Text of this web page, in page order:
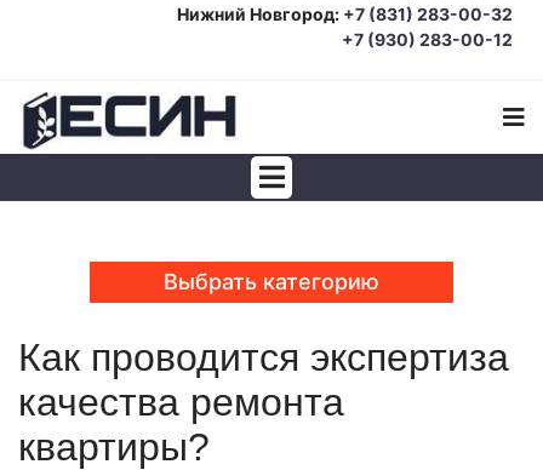
Нижний Новгород: +7 (831) 283-00-32
+7 (930) 283-00-12
Почерковедческая экспертиза
Товароведческая экспертиза
Автотехническая экспертиза
Экспертиза электробытовой техники
Экспертиза по технике безопасности
Выбрать категорию
Фоноскопическая экспертиза
Психологическая экспертиза
Автотехническая экспертиза
Юридическая экспертиза
Экспертиза изделий из металлов
Экспертиза электробытовой техники
Как проводится экспертиза
качества ремонта
квартиры?